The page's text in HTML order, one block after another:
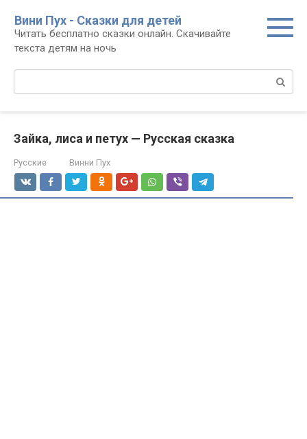
контенту
Вини Пух - Сказки для детей
Читать бесплатно сказки онлайн. Скачивайте
текста детям на ночь
Зайка, лиса и петух — Русская сказка
Русские Винни Пух